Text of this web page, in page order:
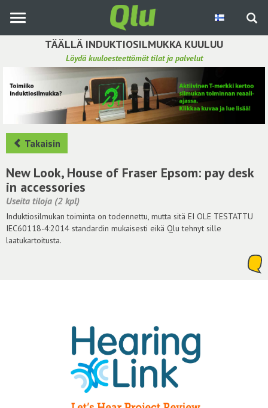
pääsisältöön
TÄÄLLÄ INDUKTIOSILMUKKA KUULUU
Löydä kuuloesteettömät tilat ja palvelut
Etsi induktiosilmukka
Tee ehdotus ja vaikuta kuulemiskokemukseen
Hae ehdotuksia
Käyttöohje
Yhteydenottopyyntö
Kirjaudu sisään
Takaisin
New Look, House of Fraser Epsom: pay desk
in accessories
Useita tiloja (2 kpl)
Induktiosilmukan toiminta on todennettu, mutta sitä EI OLE TESTATTU
IEC60118-4:2014 standardin mukaisesti eikä Qlu tehnyt sille
laatukartoitusta.